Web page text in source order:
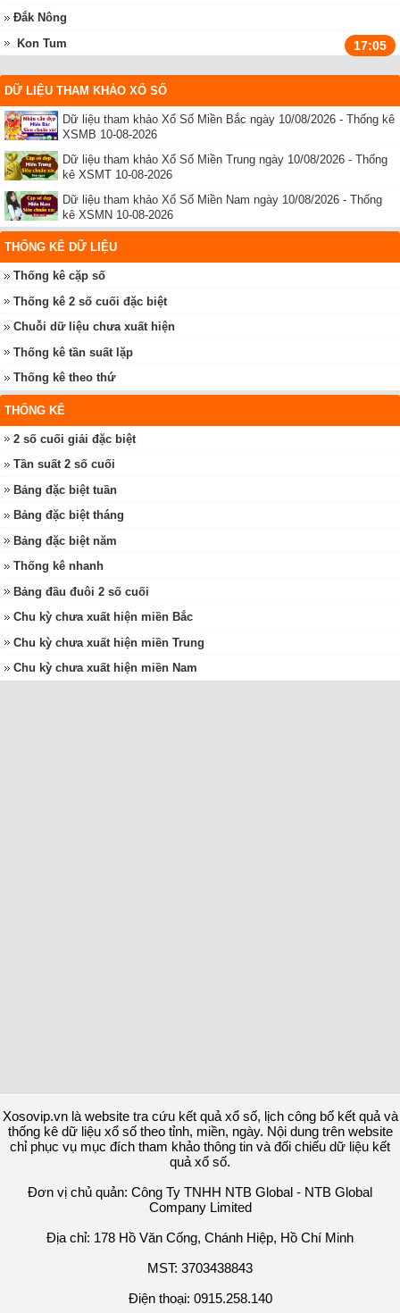
Đắk Nông
Kon Tum
17:05
DỮ LIỆU THAM KHẢO XỔ SỐ
Dữ liệu tham khảo Xổ Số Miền Bắc ngày 10/08/2026 - Thống kê
XSMB 10-08-2026
Dữ liệu tham khảo Xổ Số Miền Trung ngày 10/08/2026 - Thống
kê XSMT 10-08-2026
Dữ liệu tham khảo Xổ Số Miền Nam ngày 10/08/2026 - Thống
kê XSMN 10-08-2026
THỐNG KÊ DỮ LIỆU
Thống kê cặp số
Thống kê 2 số cuối đặc biệt
Chuỗi dữ liệu chưa xuất hiện
Thống kê tần suất lặp
Thống kê theo thứ
THỐNG KÊ
2 số cuối giải đặc biệt
Tần suất 2 số cuối
Bảng đặc biệt tuần
Bảng đặc biệt tháng
Bảng đặc biệt năm
Thống kê nhanh
Bảng đầu đuôi 2 số cuối
Chu kỳ chưa xuất hiện miền Bắc
Chu kỳ chưa xuất hiện miền Trung
Chu kỳ chưa xuất hiện miền Nam
Xosovip.vn là website tra cứu kết quả xổ số, lịch công bố kết quả và
thống kê dữ liệu xổ số theo tỉnh, miền, ngày. Nội dung trên website
chỉ phục vụ mục đích tham khảo thông tin và đối chiếu dữ liệu kết
quả xổ số.
Đơn vị chủ quản: Công Ty TNHH NTB Global - NTB Global
Company Limited
Địa chỉ: 178 Hồ Văn Cống, Chánh Hiệp, Hồ Chí Minh
MST: 3703438843
Điện thoại: 0915.258.140